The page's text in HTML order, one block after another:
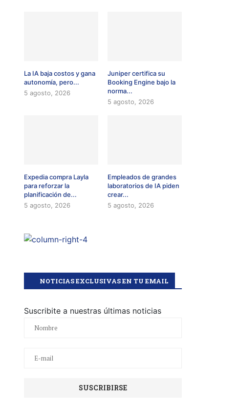
La IA baja costos y gana
autonomía, pero...
5 agosto, 2026
Juniper certifica su
Booking Engine bajo la
norma...
5 agosto, 2026
Expedia compra Layla
para reforzar la
planificación de...
5 agosto, 2026
Empleados de grandes
laboratorios de IA piden
crear...
5 agosto, 2026
NOTICIAS EXCLUSIVAS EN TU EMAIL
Suscribite a nuestras últimas noticias